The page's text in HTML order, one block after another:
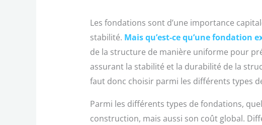
Les fondations sont d’une importance
stabilité. Mais qu’est-ce qu’une fondation
de la structure de manière uniforme pour
assurant la stabilité et la durabilité de la
faut donc choisir parmi les différents types
Parmi les différents types de fondations,
construction, mais aussi son coût global.